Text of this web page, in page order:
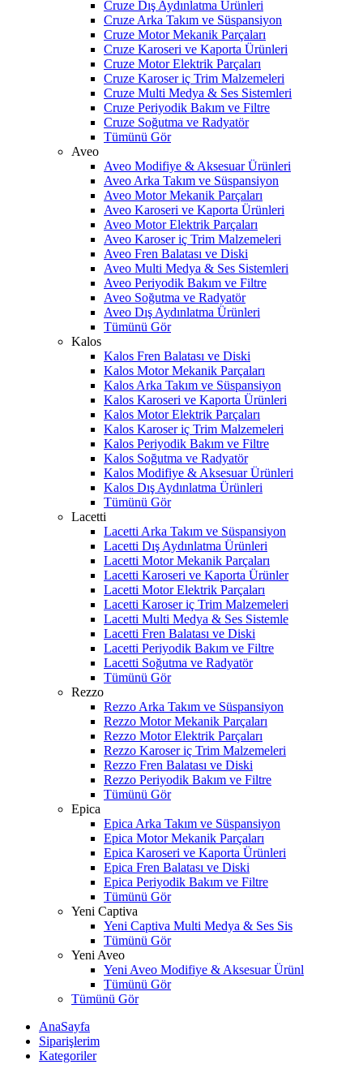
Cruze Dış Aydınlatma Ürünleri
Cruze Arka Takım ve Süspansiyon
Cruze Motor Mekanik Parçaları
Cruze Karoseri ve Kaporta Ürünleri
Cruze Motor Elektrik Parçaları
Cruze Karoser iç Trim Malzemeleri
Cruze Multi Medya & Ses Sistemleri
Cruze Periyodik Bakım ve Filtre
Cruze Soğutma ve Radyatör
Tümünü Gör
Aveo
Aveo Modifiye & Aksesuar Ürünleri
Aveo Arka Takım ve Süspansiyon
Aveo Motor Mekanik Parçaları
Aveo Karoseri ve Kaporta Ürünleri
Aveo Motor Elektrik Parçaları
Aveo Karoser iç Trim Malzemeleri
Aveo Fren Balatası ve Diski
Aveo Multi Medya & Ses Sistemleri
Aveo Periyodik Bakım ve Filtre
Aveo Soğutma ve Radyatör
Aveo Dış Aydınlatma Ürünleri
Tümünü Gör
Kalos
Kalos Fren Balatası ve Diski
Kalos Motor Mekanik Parçaları
Kalos Arka Takım ve Süspansiyon
Kalos Karoseri ve Kaporta Ürünleri
Kalos Motor Elektrik Parçaları
Kalos Karoser iç Trim Malzemeleri
Kalos Periyodik Bakım ve Filtre
Kalos Soğutma ve Radyatör
Kalos Modifiye & Aksesuar Ürünleri
Kalos Dış Aydınlatma Ürünleri
Tümünü Gör
Lacetti
Lacetti Arka Takım ve Süspansiyon
Lacetti Dış Aydınlatma Ürünleri
Lacetti Motor Mekanik Parçaları
Lacetti Karoseri ve Kaporta Ürünler
Lacetti Motor Elektrik Parçaları
Lacetti Karoser iç Trim Malzemeleri
Lacetti Multi Medya & Ses Sistemle
Lacetti Fren Balatası ve Diski
Lacetti Periyodik Bakım ve Filtre
Lacetti Soğutma ve Radyatör
Tümünü Gör
Rezzo
Rezzo Arka Takım ve Süspansiyon
Rezzo Motor Mekanik Parçaları
Rezzo Motor Elektrik Parçaları
Rezzo Karoser iç Trim Malzemeleri
Rezzo Fren Balatası ve Diski
Rezzo Periyodik Bakım ve Filtre
Tümünü Gör
Epica
Epica Arka Takım ve Süspansiyon
Epica Motor Mekanik Parçaları
Epica Karoseri ve Kaporta Ürünleri
Epica Fren Balatası ve Diski
Epica Periyodik Bakım ve Filtre
Tümünü Gör
Yeni Captiva
Yeni Captiva Multi Medya & Ses Sis
Tümünü Gör
Yeni Aveo
Yeni Aveo Modifiye & Aksesuar Ürünl
Tümünü Gör
Tümünü Gör
AnaSayfa
Siparişlerim
Kategoriler